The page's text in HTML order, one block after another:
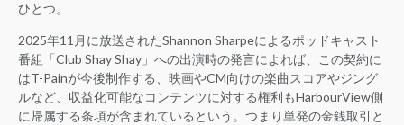
ひとつ。
2025年11月に放送されたShannon Sharpeによるポッドキャスト
番組「Club Shay Shay」への出演時の発言によれば、この契約に
はT-Painが今後制作する、映画やCM向けの楽曲スコアやジング
ルなど、収益化可能なコンテンツに対する権利もHarbourView側
に帰属する条項が含まれているという。つまり単発の金銭取引と